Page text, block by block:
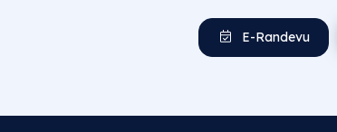
E-Randevu